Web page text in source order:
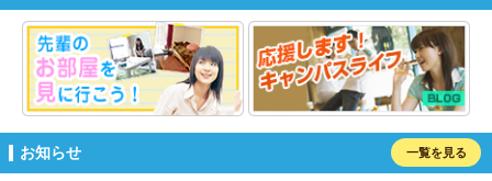
お知らせ 一覧を見る